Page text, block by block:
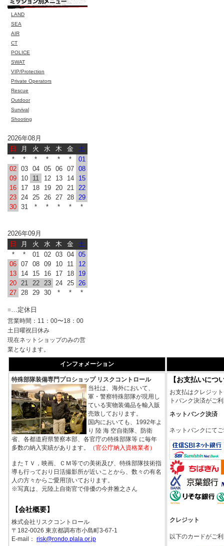
LAND
SEA
AIR
CT
POLICE
SWAT
VIP/Protection
Private Operators
Rescue
Outdoor
Survival
Shooting
2026年08月
日
月 火 水 木 金
土
*
* * * * *
01
02 03 04 05 06 07
08
09
10 11 12 13 14
15
16
17 18 19 20 21
22
23
24 25 26 27 28
29
30 31 * * * * *
2026年09月
日
月 火 水 木 金
土
*
* 01 02 03 04
05
06 07 08 09 10 11
12
13
14 15 16 17 18
19
20
21 22 23 24 25
26
27
28 29 30 * * *
■ …定休日
営業時間：11：00〜18：00
土日曜祝日休み
現在ネットショップのみの営
業となります。
インフォメーション
特殊部隊装備専門プロショップ リスクコントロール
当社は、海外において、
軍・警察特殊部隊が現用し
ている実物装備品を輸入販
売致しております。
国内においても、1992年よ
り 陸 海 空自衛隊、防衛
省、各都道府県警察本部、各官庁の特殊部隊等 に毎年
多数の納入実績があります。
（官公庁納入資格業者）
またＴＶ，映画、ＣＭ等での美術及び、特殊部隊技術指
導も行っており日活撮影所が近いことから、数々の有名
人の方々からご愛用頂いております。
※写真は、元陸上自衛官で俳優の今井雅之さん
【会社概要】
株式会社リスクコントロール
〒182-0026 東京都調布市小島町3-67-1
E-mail： risk@rondo.plala.or.jp
【お支払いにつ
お支払はクレジッ
トバンク決済がご
ネットバンク決済
ネットバンクにて
クレジット
以下のカードがご